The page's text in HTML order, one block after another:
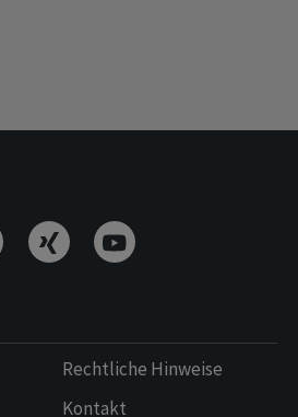
Rechtliche Hinweise
Kontakt